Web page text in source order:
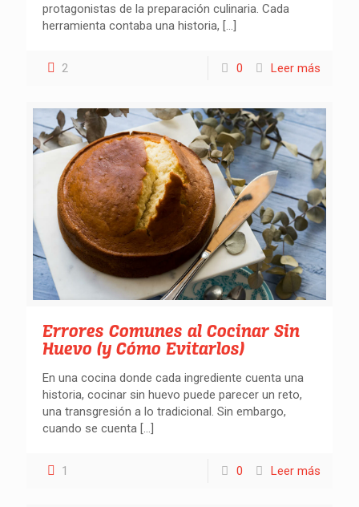
protagonistas de la preparación culinaria. Cada
herramienta contaba una historia, […]
2 0 Leer más
Errores Comunes al Cocinar Sin
Huevo (y Cómo Evitarlos)
En una cocina donde cada ingrediente cuenta una
historia, cocinar sin huevo puede parecer un reto,
una transgresión a lo tradicional. Sin embargo,
cuando se cuenta […]
1 0 Leer más